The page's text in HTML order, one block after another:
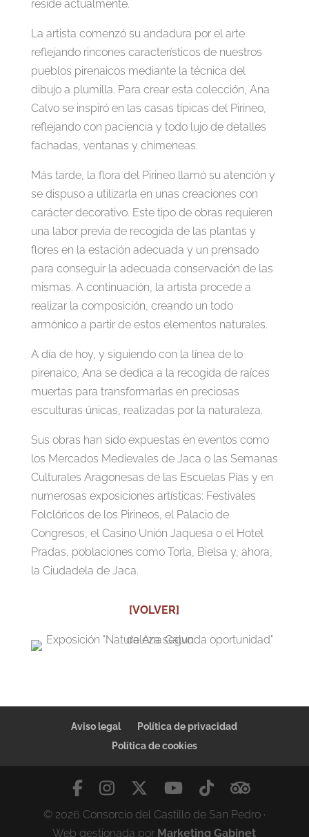
reside actualmente.
La artista comenzó su andadura por el arte
reflejando rincones característicos de nuestros
pueblos pirenaicos mediante la técnica del
dibujo a plumilla. Para crear esta colección, Ana
Calvo se inspiró en las casas típicas del Pirineo,
reflejando con paciencia y todo lujo de detalles
fachadas, ventanas y chimeneas.
Más tarde, la flora del Pirineo llamó su atención y
se dispuso a utilizarla en unas creaciones con
carácter decorativo. Este tipo de obras requieren
una labor previa de recogida de las plantas y
flores en la estación adecuada y un prensado
para conseguir la adecuada conservación de las
mismas. A continuación, la artista procede a
realizar la composición, creando un todo
armónico a partir de estos elementos naturales.
A día de hoy, y siguiendo con la línea de lo
pirenaico, Ana se dedica a la recogida de raíces
muertas para transformarlas en preciosas
esculturas únicas, realizadas por la naturaleza.
Sus obras han sido expuestas en eventos como
los Mercados Medievales de Jaca o las Semanas
Culturales Aragonesas de las Escuelas Pías y en
numerosas exposiciones artísticas: Festivales
Folclóricos de los Pirineos, el Palacio de
Congresos, el Casino Unión Jaquesa o el Hotel
Pradas, poblaciones como Torla, Bielsa y, ahora,
la Ciudadela de Jaca.
[VOLVER]
Aviso legal
Política de privacidad
Política de cookies
© 2026 Consorcio del Castillo de San Pedro ·
Web gestionada por Marketing Gabinet